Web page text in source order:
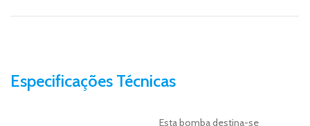
Especificações Técnicas
Esta bomba destina-se